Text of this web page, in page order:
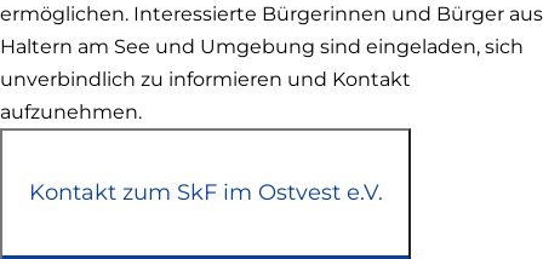
ermöglichen. Interessierte Bürgerinnen und Bürger aus
Haltern am See und Umgebung sind eingeladen, sich
unverbindlich zu informieren und Kontakt
aufzunehmen.
Kontakt zum SkF im Ostvest e.V.